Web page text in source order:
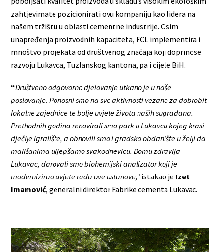
zahtjevimate pozicionirati ovu kompaniju kao lidera na
našem tržištu u oblasti cementne industrije. Osim
unapređenja proizvodnih kapaciteta, FCL implementira i
mnoštvo projekata od društvenog značaja koji doprinose
razvoju Lukavca, Tuzlanskog kantona, pa i cijele BiH.
“Društveno odgovorno djelovanje utkano je u naše
poslovanje. Ponosni smo na sve aktivnosti vezane za dobrobit
lokalne zajednice te bolje uvjete života naših sugrađana.
Prethodnih godina renovirali smo park u Lukavcu kojeg krasi
dječije igralište, a obnovili smo i gradsko obdanište u želji da
mališanima uljepšamo svakodnevicu. Domu zdravlja
Lukavac, darovali smobiohemijski analizator koji je
modernizirao uvjete rada ove ustanove,” istakao je Izet
Imamović, generalni direktor Fabrike cementa Lukavac.